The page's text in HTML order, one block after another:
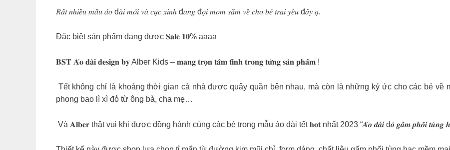
𝑅𝑎̂́𝑡 𝑛ℎ𝑖𝑒̂̀𝑢 𝑚𝑎̂̃𝑢 𝑎́𝑜 d𝑎̀𝑖 𝑚𝑜̛́𝑖 𝑣𝑎̀ 𝑐𝑢̛̣𝑐 𝑥𝑖𝑛ℎ đ𝑎𝑛𝑔 đ𝑜̛̣𝑖 𝑚𝑜𝑚 𝑠𝑎̆́𝑚 𝑣𝑒̂̀ 𝑐ℎ𝑜 𝑏𝑒́ 𝑡𝑟𝑎𝑖 𝑦𝑒̂𝑢 đ𝑎̂𝑦 𝑎̣.
Đặc biệt sản phẩm đang được 𝐒𝐚𝐥𝐞 𝟏𝟎% ạaaa
𝐁𝐒𝐓 𝐀́𝐨 𝐝𝐚̀𝐢 𝐝𝐞𝐬𝐢𝐠𝐧 𝐛𝐲 Alber Kids – 𝐦𝐚𝐧𝐠 𝐭𝐫𝐨̣𝐧 𝐭𝐚̂𝐦 𝐭𝐢̀𝐧𝐡 𝐭𝐫𝐨𝐧𝐠 𝐭𝐮̛̀𝐧𝐠 𝐬𝐚̉𝐧 𝐩𝐡𝐚̂̉𝐦 !
Tết không chỉ là khoảng thời gian cả nhà được quây quần bên nhau, mà còn là những ký ức cho các bé về
phong bao lì xì đỏ từ ông bà, cha mẹ…
Và 𝐀𝐥𝐛𝐞𝐫 thật vui khi được đồng hành cùng các bé trong mẫu áo dài tết 𝐡𝐨𝐭 nhất 2023 “𝑨́𝒐 𝒅𝒂̀𝒊 đ𝒐̉ 𝒈𝒂̂́𝒎 𝒑𝒉𝒐̂́𝒊 𝒕𝒖̀𝒏𝒈